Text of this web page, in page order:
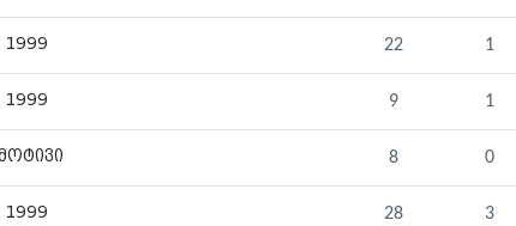
1999 22 1
1999 9 1
8 0
1999 28 3